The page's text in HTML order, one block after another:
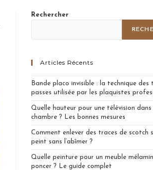
Rechercher
Articles Récents
Bande placo invisible : la technique des
passes utilisée par les plaquistes
Quelle hauteur pour une télévision dans
chambre ? Les bonnes mesures
Comment enlever des traces de scotch
peint sans l’abîmer ?
Quelle peinture pour un meuble
poncer ? Le guide complet